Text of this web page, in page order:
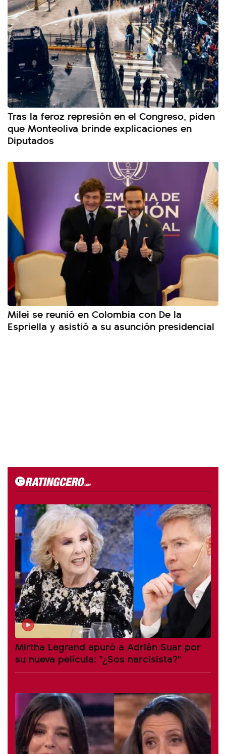
Tras la feroz represión en el Congreso, piden
que Monteoliva brinde explicaciones en
Diputados
Milei se reunió en Colombia con De la
Espriella y asistió a su asunción presidencial
Mirtha Legrand apuró a Adrián Suar por
su nueva película: "¿Sos narcisista?"